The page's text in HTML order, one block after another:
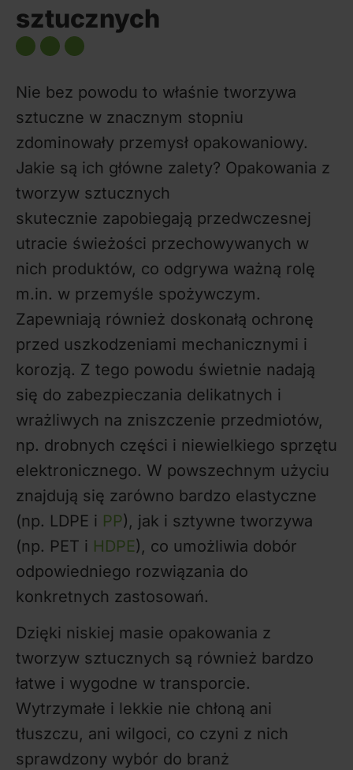
sztucznych
Nie bez powodu to właśnie tworzywa
sztuczne w znacznym stopniu
zdominowały przemysł opakowaniowy.
Jakie są ich główne zalety? Opakowania z
tworzyw sztucznych
skutecznie zapobiegają przedwczesnej
utracie świeżości przechowywanych w
nich produktów, co odgrywa ważną rolę
m.in. w przemyśle spożywczym.
Zapewniają również doskonałą ochronę
przed uszkodzeniami mechanicznymi i
korozją. Z tego powodu świetnie nadają
się do zabezpieczania delikatnych i
wrażliwych na zniszczenie przedmiotów,
np. drobnych części i niewielkiego sprzętu
elektronicznego. W powszechnym użyciu
znajdują się zarówno bardzo elastyczne
(np. LDPE i PP), jak i sztywne tworzywa
(np. PET i HDPE), co umożliwia dobór
odpowiedniego rozwiązania do
konkretnych zastosowań.
Dzięki niskiej masie opakowania z
tworzyw sztucznych są również bardzo
łatwe i wygodne w transporcie.
Wytrzymałe i lekkie nie chłoną ani
tłuszczu, ani wilgoci, co czyni z nich
sprawdzony wybór do branż